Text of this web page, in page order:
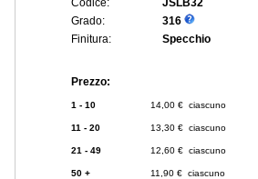
Codice:
JSLB32
Grado:
316
Finitura:
Specchio
Prezzo:
1 - 10 14,00 € ciascuno
11 - 20 13,30 € ciascuno
21 - 49 12,60 € ciascuno
50 + 11,90 € ciascuno